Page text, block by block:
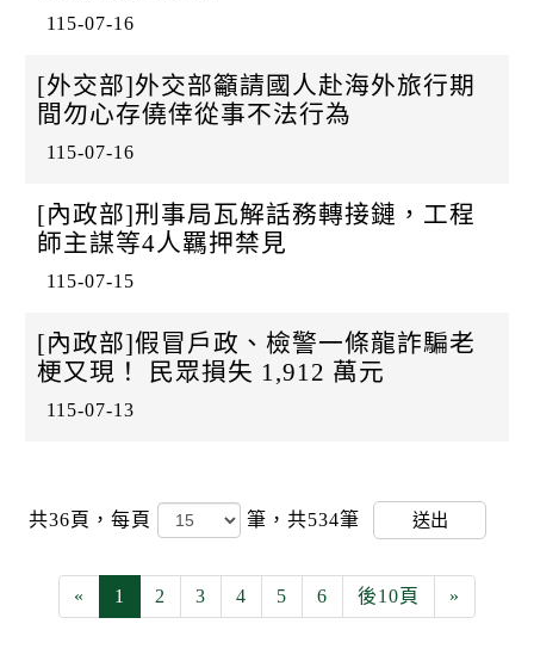
115-07-16
[外交部]外交部籲請國人赴海外旅行期
間勿心存僥倖從事不法行為
115-07-16
[內政部]刑事局瓦解話務轉接鏈，工程
師主謀等4人羈押禁見
115-07-15
[內政部]假冒戶政、檢警一條龍詐騙老
梗又現！ 民眾損失 1,912 萬元
115-07-13
共36頁， 每頁 筆，共534筆 送出
« 1 2 3 4 5 6 後10頁 »